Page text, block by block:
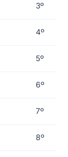
3º
4º
5º
6º
7º
8º